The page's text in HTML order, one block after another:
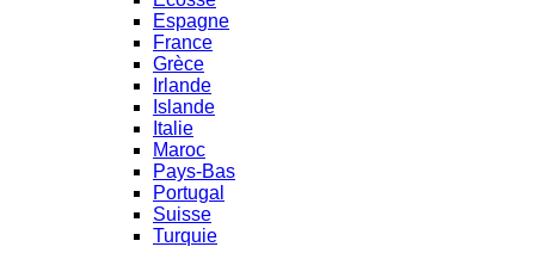
Espagne
France
Grèce
Irlande
Islande
Italie
Maroc
Pays-Bas
Portugal
Suisse
Turquie